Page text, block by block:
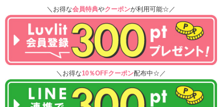
＼お得な会員特典やクーポンが利用可能☆／
＼お得な10％OFFクーポン配布中☆／